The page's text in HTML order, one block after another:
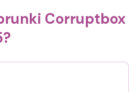
Corruptbox